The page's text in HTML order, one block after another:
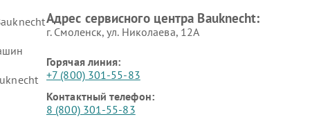
Адрес сервисного центра Bauknecht:
г. Смоленск, ул. Николаева, 12А
Горячая линия:
+7 (800) 301-55-83
Контактный телефон:
8 (800) 301-55-83